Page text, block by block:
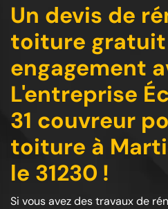
Un devis de
toiture gratuit
engagement
L'entreprise
31 couvreur
toiture à
le 31230 !
Si vous avez des travaux de